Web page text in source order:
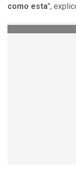
como esta",